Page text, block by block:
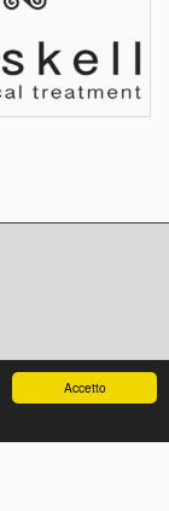
Accetto
Claudio e C. Sas